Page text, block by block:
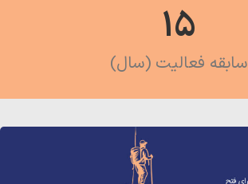
15
سابقه فعالیت (سال)